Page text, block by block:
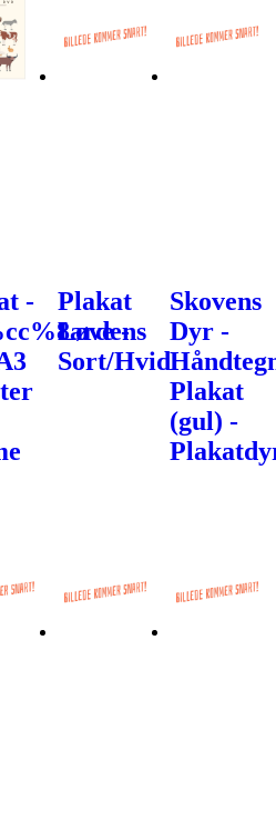
-
Plakat
Løve -
Sort/Hvid
Skovens
Dyr -
Plakat
(gul) -